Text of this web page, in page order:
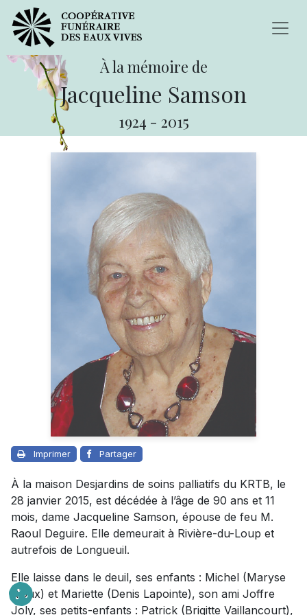
À la mémoire de
Jacqueline Samson
1924 - 2015
Imprimer Partager
À la maison Desjardins de soins palliatifs du KRTB, le
28 janvier 2015, est décédée à l’âge de 90 ans et 11
mois, dame Jacqueline Samson, épouse de feu M.
Raoul Deguire. Elle demeurait à Rivière-du-Loup et
autrefois de Longueuil.
Elle laisse dans le deuil, ses enfants : Michel (Maryse
Rioux) et Mariette (Denis Lapointe), son ami Joffre
Joly, ses petits-enfants : Patrick (Brigitte Vaillancourt),